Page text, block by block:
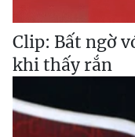
Clip: Bất ngờ
khi thấy rắn